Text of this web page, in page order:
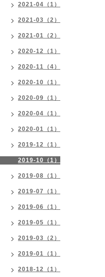
2021-04（1）
2021-03（2）
2021-01（2）
2020-12（1）
2020-11（4）
2020-10（1）
2020-09（1）
2020-04（1）
2020-01（1）
2019-12（1）
2019-10（1）
2019-08（1）
2019-07（1）
2019-06（1）
2019-05（1）
2019-03（2）
2019-01（1）
2018-12（1）